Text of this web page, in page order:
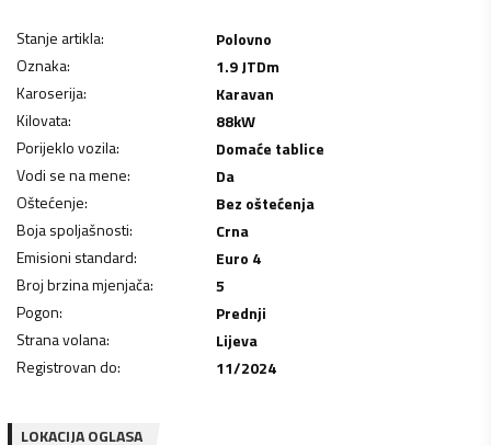
Stanje artikla:
Polovno
Oznaka:
1.9 JTDm
Karoserija:
Karavan
Kilovata: 88kW
Porijeklo vozila:
Domaće tablice
Vodi se na mene:
Da
Oštećenje:
Bez oštećenja
Boja spoljašnosti:
Crna
Emisioni standard:
Euro 4
Broj brzina mjenjača:
5
Pogon:
Prednji
Strana volana:
Lijeva
Registrovan do: 11/2024
LOKACIJA OGLASA